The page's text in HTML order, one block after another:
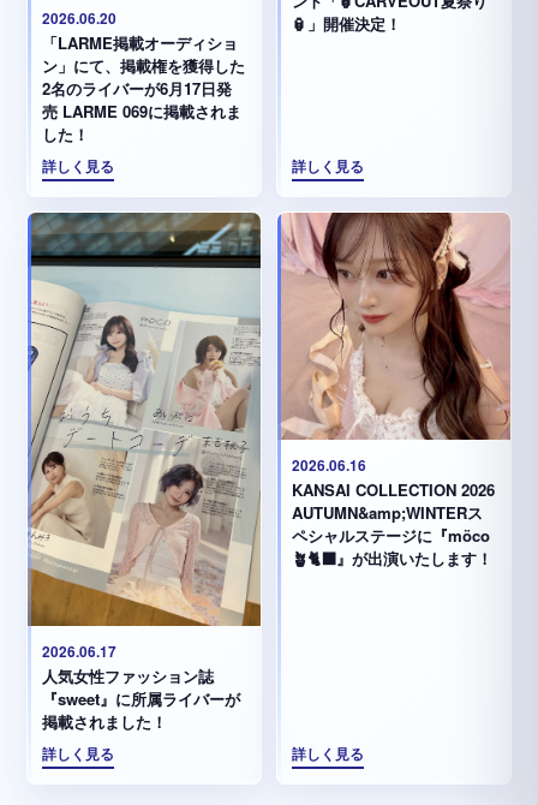
2026.06.20
「LARME掲載オーディショ
ン」にて、掲載権を獲得した
2名のライバーが6月17日発
売 LARME 069に掲載されま
した！
詳しく見る
🏮」開催決定！
詳しく見る
2026.06.17
人気女性ファッション誌
『sweet』に所属ライバーが
掲載されました！
詳しく見る
2026.06.16
KANSAI COLLECTION 2026
AUTUMN&amp;WINTERス
ペシャルステージに『möco
🪴🐈‍⬛』が出演いたします！
詳しく見る